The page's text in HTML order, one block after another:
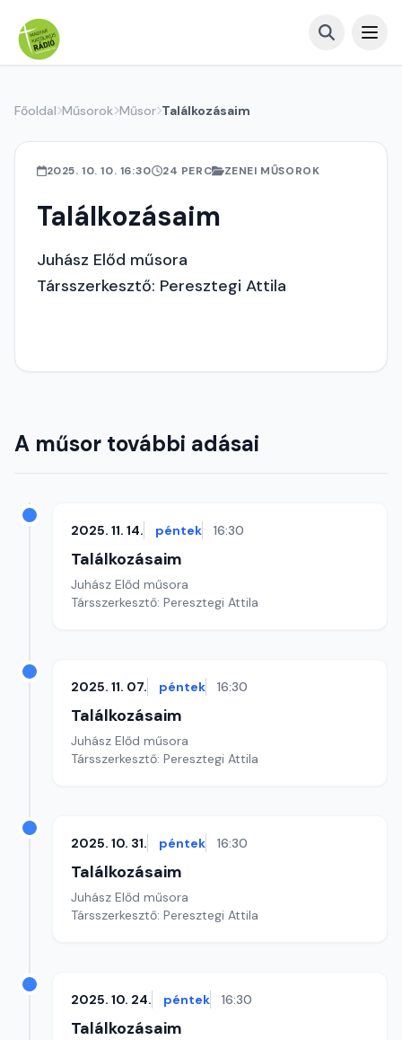
Főoldal Műsorok Műsor Találkozásaim
2025. 10. 10. 16:30 24 PERC ZENEI MŰSOROK
Találkozásaim
Juhász Előd műsora
Társszerkesztő: Peresztegi Attila
A műsor további adásai
2025. 11. 14. péntek 16:30
Találkozásaim
Juhász Előd műsora
Társszerkesztő: Peresztegi Attila
2025. 11. 07. péntek 16:30
Találkozásaim
Juhász Előd műsora
Társszerkesztő: Peresztegi Attila
2025. 10. 31. péntek 16:30
Találkozásaim
Juhász Előd műsora
Társszerkesztő: Peresztegi Attila
2025. 10. 24. péntek 16:30
Találkozásaim